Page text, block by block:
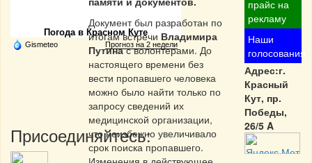
Частная реклама
Погода в Красном Куте
Gismeteo Прогноз на 2 недели
Присоединяйтесь:
Документ был разработан по
итогам встречиВладимира
Путинас волонтерами. До
настоящего времени без
вести пропавшего человека
можно было найти только по
запросу сведений их
медицинской организации,
что неизбежно увеличивало
срок поиска пропавшего.
прайс на
рекламу
Наши
голосования
Адрес:г.
Красный
Кут, пр.
Победы,
26/5 A